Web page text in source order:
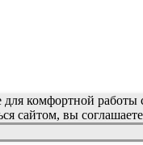
комфортной работы
сайтом, вы